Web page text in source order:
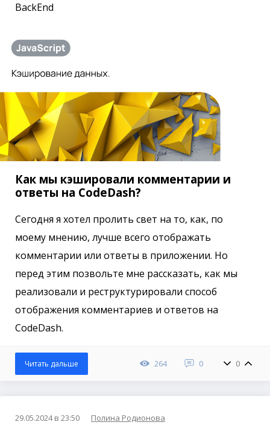
BackEnd
Как мы кэшировали комментарии и
ответы на CodeDash?
Сегодня я хотел пролить свет на то, как, по
моему мнению, лучше всего отображать
комментарии или ответы в приложении. Но
перед этим позвольте мне рассказать, как мы
реализовали и реструктурировали способ
отображения комментариев и ответов на
CodeDash.
264 0 0
Читать дальше
29.05.2024 в 23:50 Полина Родионова